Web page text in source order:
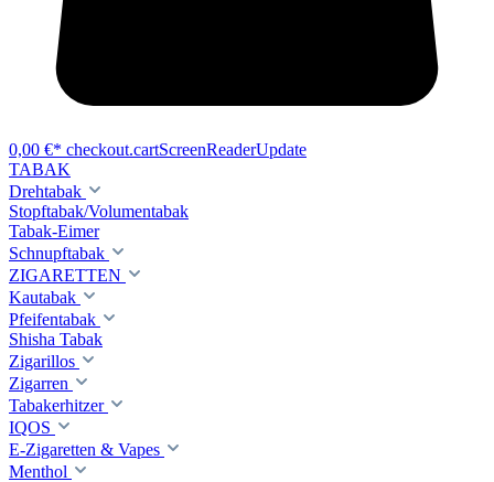
0,00 €* checkout.cartScreenReaderUpdate
TABAK
Drehtabak
Stopftabak/Volumentabak
Tabak-Eimer
Schnupftabak
ZIGARETTEN
Kautabak
Pfeifentabak
Shisha Tabak
Zigarillos
Zigarren
Tabakerhitzer
IQOS
E-Zigaretten & Vapes
Menthol